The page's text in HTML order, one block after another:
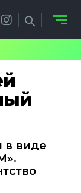
в виде